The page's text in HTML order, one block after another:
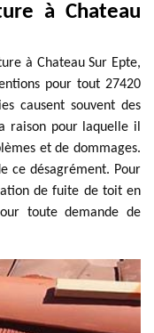
à Chateau
à Chateau Sur Epte,
pour tout 27420
causent souvent des
raison pour laquelle il
et de dommages.
ce désagrément. Pour
de fuite de toit en
toute demande de